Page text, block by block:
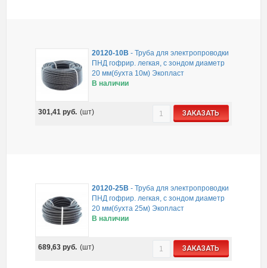
20120-10B -Труба для электропроводки
ПНД гофрир. легкая, с зондом диаметр
20 мм(бухта 10м) Экопласт
В наличии
301,41руб. (шт) ЗАКАЗАТЬ
20120-25B -Труба для электропроводки
ПНД гофрир. легкая, с зондом диаметр
20 мм(бухта 25м) Экопласт
В наличии
689,63руб. (шт) ЗАКАЗАТЬ